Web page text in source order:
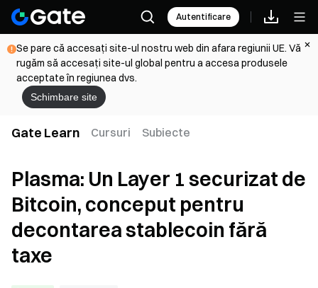
Autentificare
Se pare că accesați site-ul nostru web din afara regiunii UE. Vă
rugăm să accesați site-ul global pentru a accesa produsele
acceptate în regiunea dvs.
Schimbare site
Gate Learn Cursuri Subiecte
Plasma: Un Layer 1 securizat de
Bitcoin, conceput pentru
decontarea stablecoin fără
taxe